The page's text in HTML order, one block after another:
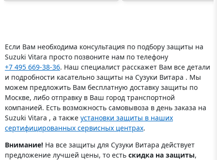
Если Вам необходима консультация по подбору защиты на
Suzuki Vitara просто позвоните нам по телефону
+7 495 669-38-36. Наш специалист расскажет Вам все детали
и подробности касательно защиты на Сузуки Витара . Мы
можем предложить Вам бесплатную доставку защиты по
Москве, либо отправку в Ваш город транспортной
компанией. Есть возможность самовывоза в день заказа на
Suzuki Vitara , а также установки защиты в наших
сертифицированных сервисных центрах.
Внимание! На все защиты для Сузуки Витара действует
предложение лучшей цены, то есть скидка на защиты,